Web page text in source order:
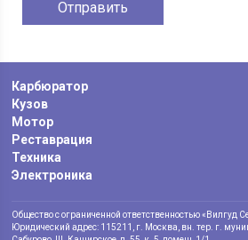
Карбюратор
Кузов
Мотор
Реставрация
Техника
Электроника
Общество с ограниченной ответственностью «Вилгуд
Юридический адрес: 115211, г. Москва, вн. тер. г.